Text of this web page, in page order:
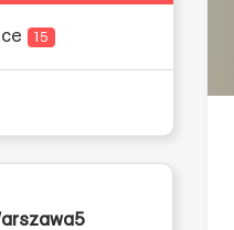
15